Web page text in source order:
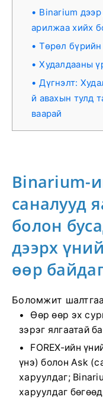
Binarium
арилжаа хийх
Төрөл
Худалдааны
Дүгнэлт:
й авахын тулд
ваарай
Binarium-
саналууд
болон
дээрх
өөр
Боломжит
Өөр өөр эх
зэрэг ялгаатай
FOREX-ийн
үнэ) болон Ask
харуулдаг;
харуулдаг